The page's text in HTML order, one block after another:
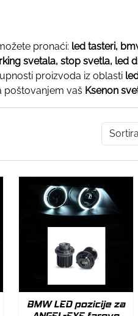
pronaći: led tasteri,
svetala, stop svetla, led
proizvoda iz oblasti
poštovanjem vaš Ksenon
BMW LED pozicije za